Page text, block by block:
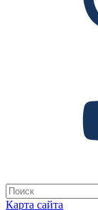
Карта сайта